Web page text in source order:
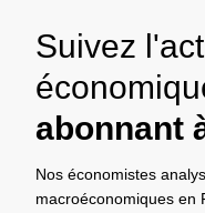
Suivez
abonnant
Nos économistes
macroéconomiques en